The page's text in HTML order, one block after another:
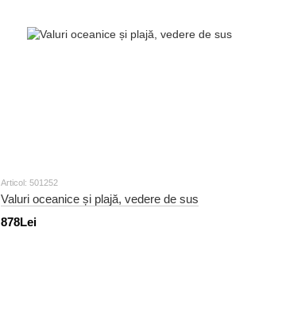
Articol: 501252
Valuri oceanice și plajă, vedere de sus
878Lei